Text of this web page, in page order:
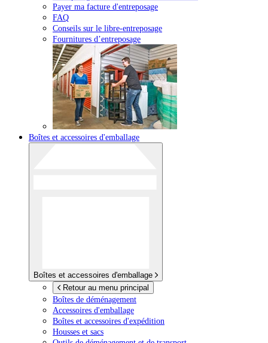
Payer ma facture d'entreposage
FAQ
Conseils sur le libre-entreposage
Fournitures d’entreposage
Boîtes et accessoires d'emballage
Boîtes et accessoires d'emballage
Retour au menu principal
Boîtes de déménagement
Accessoires d'emballage
Boîtes et accessoires d'expédition
Housses et sacs